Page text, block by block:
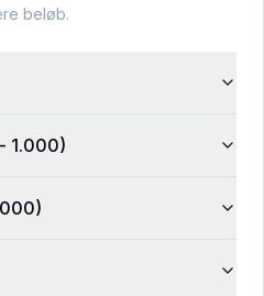
beløb.
1.000)